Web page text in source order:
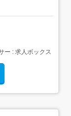
ー : 求人ボックス